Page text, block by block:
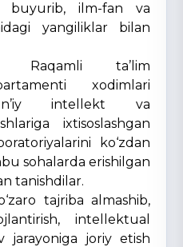
buyurib, ilm-fan va
yangiliklar bilan
Raqamli ta’lim
xodimlari
intellekt va
ixtisoslashgan
ko‘zdan
sohalarda erishilgan
tanishdilar.
tajriba almashib,
intellektual
jarayoniga joriy etish